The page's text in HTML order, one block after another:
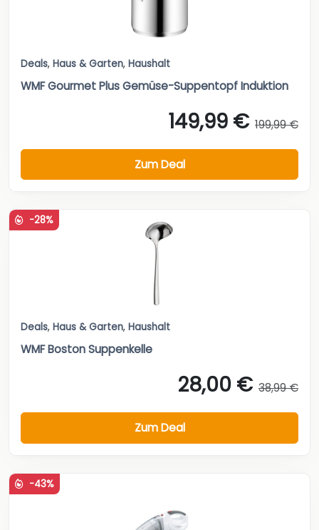
Deals, Haus & Garten, Haushalt
WMF Gourmet Plus Gemüse-Suppentopf Induktion
149,99 € 199,99 €
Zum Deal
-28%
Deals, Haus & Garten, Haushalt
WMF Boston Suppenkelle
28,00 € 38,99 €
Zum Deal
-43%